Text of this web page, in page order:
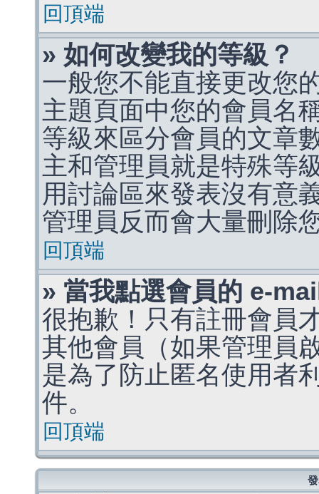
回頂端
» 如何改變我的等級？
一般您不能直接更改您
主題頁面中您的會員名
等級來區分會員的文章
主和管理員就是特殊等
用討論區來發表沒有意
管理員反而會大量刪除
回頂端
» 當我點選會員的 e-
很抱歉！只有註冊會員
其他會員（如果管理員
是為了防止匿名使用者
件。
回頂端